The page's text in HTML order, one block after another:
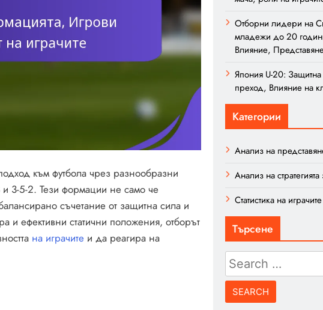
към футбола чрез разнообразни
и 3-5-2. Тези формации не само че
съчетание от защитна сила и
и ефективни статични положения, отборът
на играчите и да реагира на
Отборни лидери на
младежи до 20
Влияние,
Япония U-20:
преход, Влияние на
Категории
Анализ на
Анализ на
Статистика на играчите
Търсене
Search
for: